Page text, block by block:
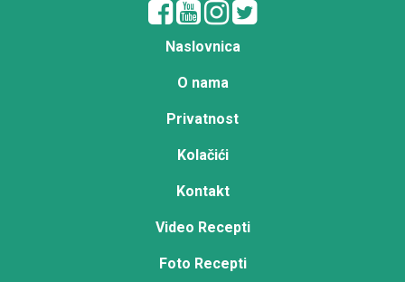
Naslovnica
O nama
Privatnost
Kolačići
Kontakt
Video Recepti
Foto Recepti